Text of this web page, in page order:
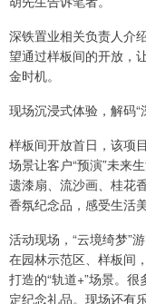
深铁置业相关负责人介
望通过样板间的开放，
金时机。
现场沉浸式体验，解码“
样板间开放首日，该项
场景让客户“预演”未来
遗漆扇、流沙画、桂花
香氛纪念品，感受生活美
活动现场，“云境绮梦”
在园林示范区、样板间
打造的“轨道+”场景。
定纪念礼品。现场还有